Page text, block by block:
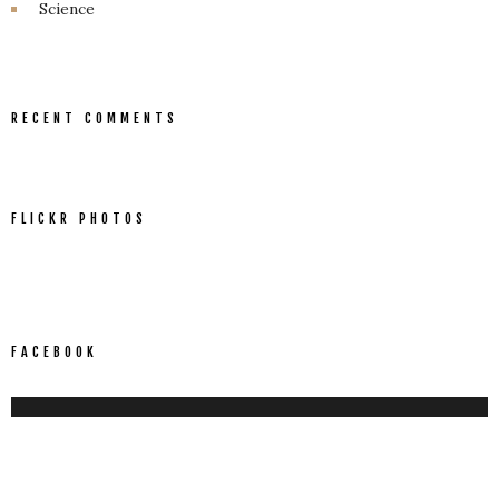
Science
RECENT COMMENTS
FLICKR PHOTOS
FACEBOOK